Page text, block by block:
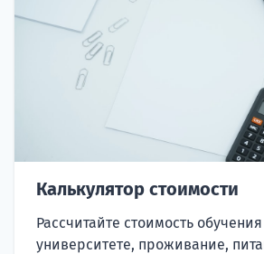
Калькулятор стоимости
Рассчитайте стоимость
университете, проживание,